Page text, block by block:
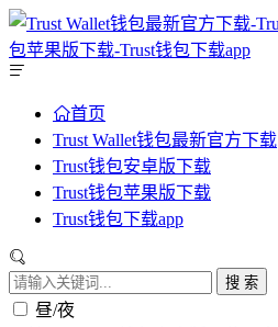
首页
Trust Wallet钱包最新官方下载
Trust钱包安卓版下载
Trust钱包苹果版下载
Trust钱包下载app
搜 索
昼/夜